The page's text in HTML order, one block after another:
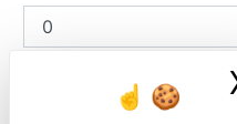
En cochant cette
particulières ci-